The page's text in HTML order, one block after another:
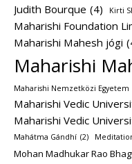
Judith Bourque (4) Kirti
Maharishi Foundation
Maharishi Mahesh jógi
Maharishi
Maharishi Nemzetközi Egyetem
Maharishi Vedic
Maharishi Vedic
Mahátma Gándhí (2)
Mohan Madhukar Rao